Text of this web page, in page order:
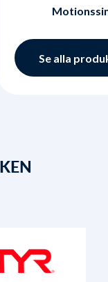
Se alla